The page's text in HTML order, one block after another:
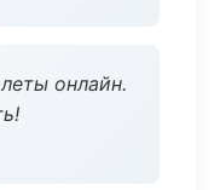
онлайн.